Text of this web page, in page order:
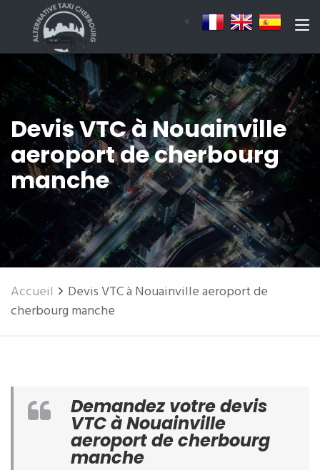
Devis VTC à Nouainville
aeroport de cherbourg
manche
Accueil
Devis VTC à Nouainville aeroport de
cherbourg manche
Demandez votre devis
VTC à Nouainville
aeroport de cherbourg
manche